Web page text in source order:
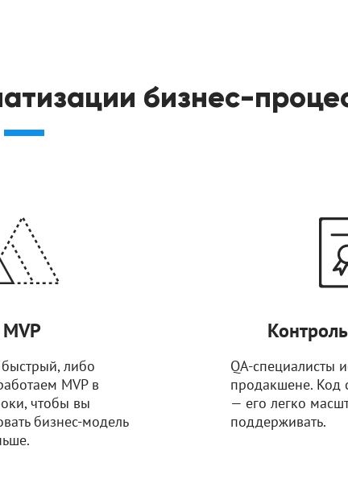
бизнес-
MVP
либо
MVP в
чтобы вы
бизнес-модель
QA-специалисты
продакшене. Код
— его легко
поддерживать.